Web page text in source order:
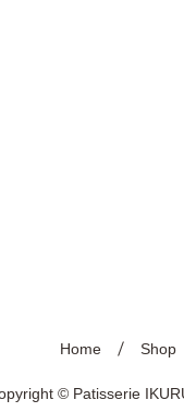
Home Shop
© Patisserie